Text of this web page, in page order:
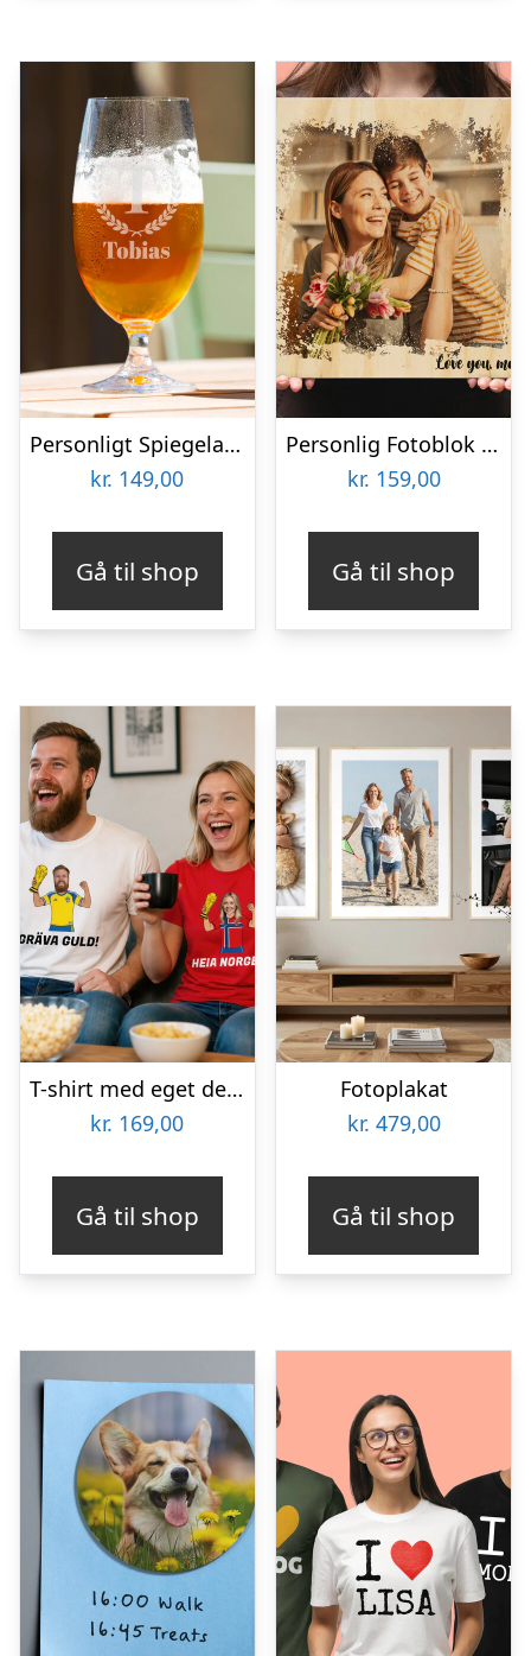
Personligt Spiegelau Ølglas med Gravering – Bogstav, Navn & Krans
kr. 149,00
Gå til shop
Personlig Fotoblok i Træ med Tekst
kr. 159,00
Gå til shop
T-shirt med eget design – Fodbold-VM
kr. 169,00
Gå til shop
Fotoplakat
kr. 479,00
Gå til shop